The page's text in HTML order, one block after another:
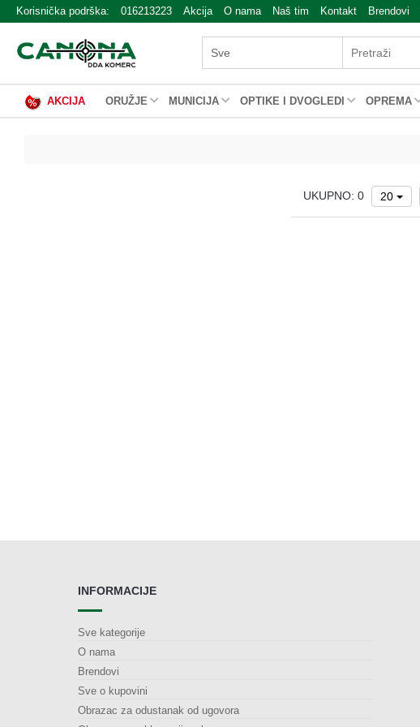
Korisnička podrška: 016213223 Akcija O nama Naš tim Kontakt Brendovi
AKCIJA ORUŽJE MUNICIJA OPTIKE I DVOGLEDI OPREMA
UKUPNO: 0 20
INFORMACIJE
Sve kategorije
O nama
Brendovi
Sve o kupovini
Obrazac za odustanak od ugovora